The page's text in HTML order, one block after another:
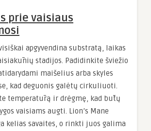
prie vaisiaus
apgyvendina substratą, laikas
stadijos. Padidinkite šviežio
maišelius arba skyles
kad deguonis galėtų cirkuliuoti.
temperatūrą ir drėgmę, kad būtų
vaisiams augti. Lion’s Mane
kelias savaites, o rinkti juos galima